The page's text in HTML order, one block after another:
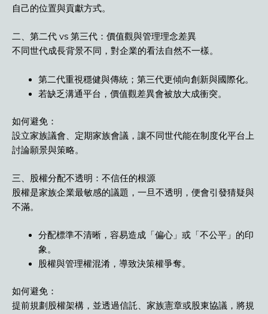
自己的位置與貢獻方式。
二、第二代 vs 第三代：價值觀與管理理念差異
不同世代成長背景不同，對企業的看法自然不一樣。
第二代重視穩健與傳統；第三代更傾向創新與國際化。
若缺乏溝通平台，價值觀差異會被放大成衝突。
如何避免：
設立家族議會、定期家族會議，讓不同世代能在制度化平台上
討論願景與策略。
三、股權分配不透明：不信任的根源
股權是家族企業最敏感的議題，一旦不透明，便會引發猜疑與
不滿。
分配標準不清晰，容易造成「偏心」或「不公平」的印
象。
股權與管理權混淆，導致決策權爭奪。
如何避免：
提前規劃股權架構，並透過信託、家族憲章或股東協議，將規